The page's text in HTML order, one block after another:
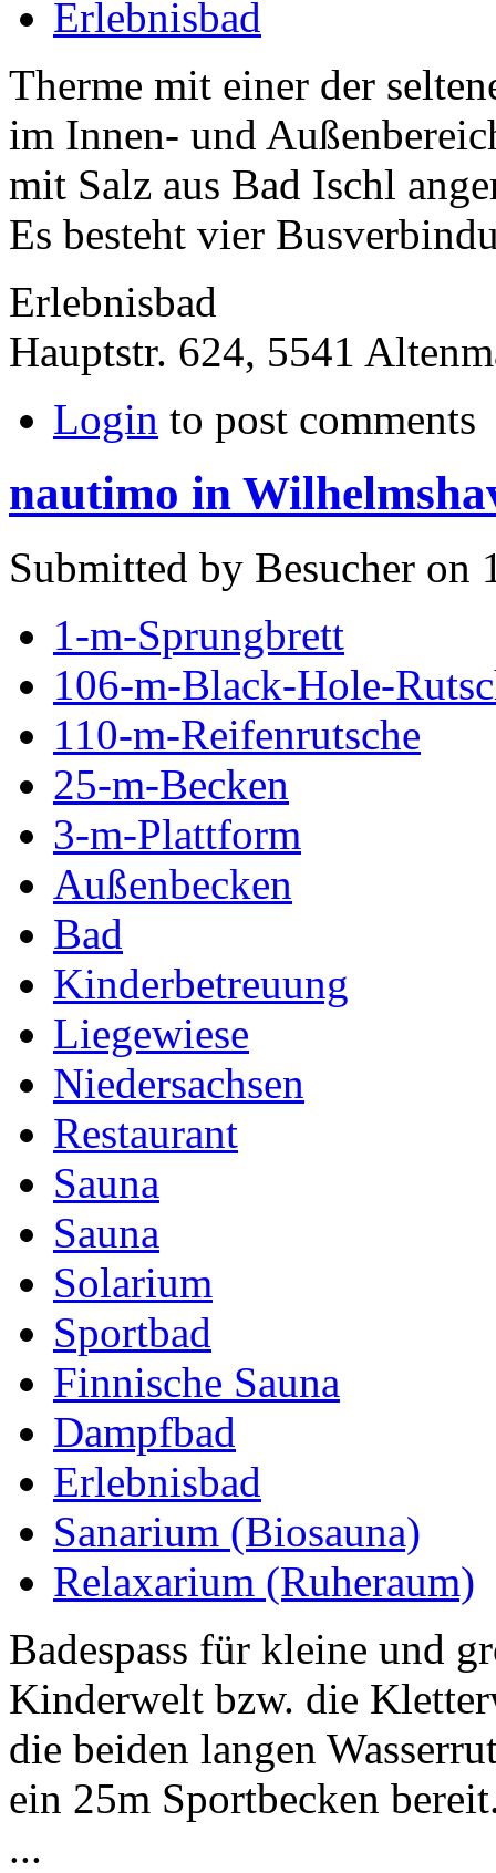
Erlebnisbad
Therme mit einer der
im Innen- und
mit Salz aus Bad Ischl
Es besteht vier
Erlebnisbad
Hauptstr. 624, 5541
Login to post comments
nautimo in
Submitted by Besucher
1-m-Sprungbrett
106-m-Black-Hole-
110-m-Reifenrutsche
25-m-Becken
3-m-Plattform
Außenbecken
Bad
Kinderbetreuung
Liegewiese
Niedersachsen
Restaurant
Sauna
Sauna
Solarium
Sportbad
Finnische Sauna
Dampfbad
Erlebnisbad
Sanarium (Biosauna)
Relaxarium (Ruheraum)
Badespass für kleine und
Kinderwelt bzw. die
die beiden langen
ein 25m Sportbecken
...